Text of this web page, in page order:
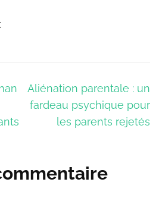
Aliénation parentale : un
fardeau psychique pour
les parents rejetés